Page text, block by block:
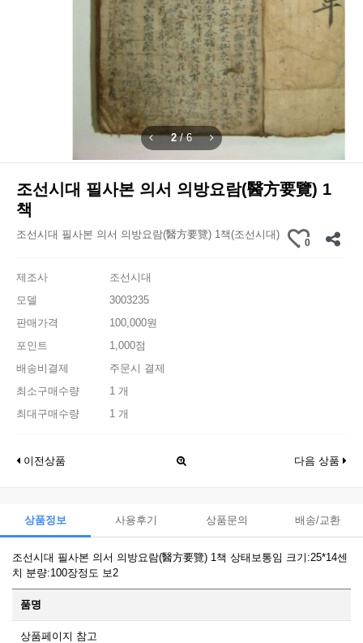
2/6
조선시대 필사본 의서 의방요람(醫方要覽) 1
책
조선시대 필사본 의서 의방요람(醫方要覽) 1책(조선시대)
0
제조사
조선시대
모델
3003235
판매가격
100,000원
포인트
1,000점
배송비결제
주문시 결제
최소구매수량
1 개
최대구매수량
1 개
이전상품 다음 상품
상품정보 사용후기 상품문의 배송/교환
조선시대 필사본 의서 의방요람(醫方要覽) 1책 상태보통임 크기:25*14센
치 분량:100장정도 보2
품명
상품페이지 참고